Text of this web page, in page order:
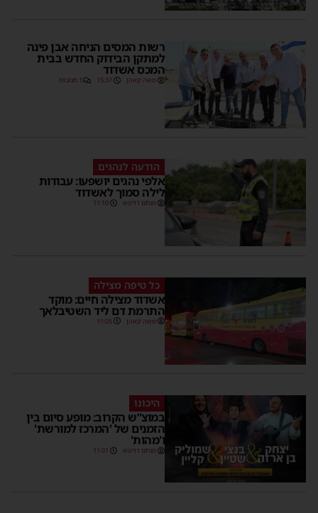
רשות המסים הניחה אבן פינה
למתקן הבידוק החדש בבית
המכס אשדוד
משה קאהן 15:37 1 תגובות
הודעה לנהגים
אלפי נהגים יושפעו: עבודות
לילה סמוך לאשדוד
מנחם דויטש 11:10
כל טיפה מצילה
אשדוד מצילה חיים: מוקד
התרמת דם ליד השטיבלאך
משה קאהן 11:05
היכונו
במוצ”ש הקרוב: מופע סיום בין
הזמנים של 'המרכז למורשת'
ו'מהות'
מנחם דויטש 11:01